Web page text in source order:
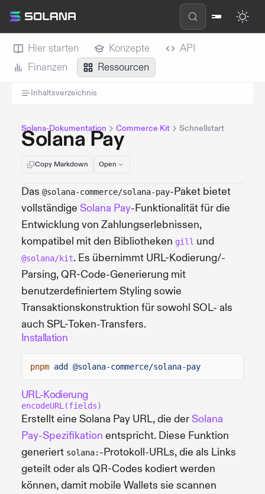
Hier starten Konzepte
API
Finanzen
Ressourcen
Inhaltsverzeichnis
Solana-Dokumentation Commerce Kit Schnellstart
Solana Pay
Copy Markdown Open
Das @solana-commerce/solana-pay-Paket bietet
vollständige Solana Pay-Funktionalität für die
Entwicklung von Zahlungserlebnissen,
kompatibel mit den Bibliotheken gill und
@solana/kit. Es übernimmt URL-Kodierung/-
Parsing, QR-Code-Generierung mit
benutzerdefiniertem Styling sowie
Transaktionskonstruktion für sowohl SOL- als
auch SPL-Token-Transfers.
Installation
pnpm add @solana-commerce/solana-pay
URL-Kodierung
encodeURL(fields)
Erstellt eine Solana Pay URL, die derSolana
Pay-Spezifikation entspricht. Diese Funktion
generiert solana: -Protokoll-URLs, die als Links
geteilt oder als QR-Codes kodiert werden
können, damit mobile Wallets sie scannen